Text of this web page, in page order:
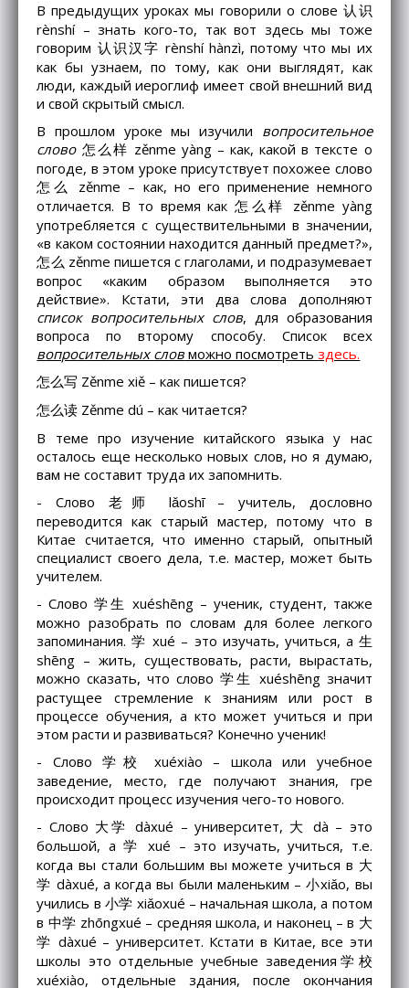
В предыдущих уроках мы говорили о слове 认识
rènshí – знать кого-то, так вот здесь мы тоже
говорим 认识汉字 rènshí hànzì, потому что мы их
как бы узнаем, по тому, как они выглядят, как
люди, каждый иероглиф имеет свой внешний вид
и свой скрытый смысл.
В прошлом уроке мы изучили вопросительное
слово怎么样 zěnme yàng – как, какой в тексте о
погоде, в этом уроке присутствует похожее слово
怎么 zěnme – как, но его применение немного
отличается. В то время как 怎么样 zěnme yàng
употребляется с существительными в значении,
«в каком состоянии находится данный предмет?»,
怎么 zěnme пишется с глаголами, и подразумевает
вопрос «каким образом выполняется это
действие». Кстати, эти два слова дополняют
список вопросительных слов, для образования
вопроса по второму способу. Список всех
вопросительных словможно посмотретьздесь.
怎么写 Zěnme xiě – как пишется?
怎么读 Zěnme dú – как читается?
В теме про изучение китайского языка у нас
осталось еще несколько новых слов, но я думаю,
вам не составит труда их запомнить.
- Слово 老师 lǎoshī – учитель, дословно
переводится как старый мастер, потому что в
Китае считается, что именно старый, опытный
специалист своего дела, т.е. мастер, может быть
учителем.
- Слово 学生 xuéshēng – ученик, студент, также
можно разобрать по словам для более легкого
запоминания. 学 xué – это изучать, учиться, а 生
shēng – жить, существовать, расти, вырастать,
можно сказать, что слово 学生 xuéshēng значит
растущее стремление к знаниям или рост в
процессе обучения, а кто может учиться и при
этом расти и развиваться? Конечно ученик!
- Слово 学校 xuéxiào – школа или учебное
заведение, место, где получают знания, гре
происходит процесс изучения чего-то нового.
- Слово 大学 dàxué – университет, 大 dà – это
большой, а 学 xué – это изучать, учиться, т.е.
когда вы стали большим вы можете учиться в 大
学 dàxué, а когда вы были маленьким – 小xiǎo, вы
учились в 小学 xiǎoxué – начальная школа, а потом
в 中学 zhōngxué – средняя школа, и наконец – в 大
学 dàxué – университет. Кстати в Китае, все эти
школы это отдельные учебные заведения学校
xuéxiào, отдельные здания, после окончания